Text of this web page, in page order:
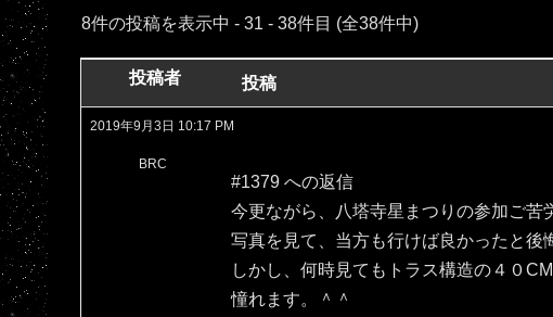
8件の投稿を表示中 - 31 - 38件目 (全38件中)
投稿者 投稿
2019年9月3日 10:17 PM
BRC
#1379 への返信
今更ながら、八塔寺星まつりの参加ご苦
写真を見て、当方も行けば良かったと後
しかし、何時見てもトラス構造の４０
憧れます。＾＾